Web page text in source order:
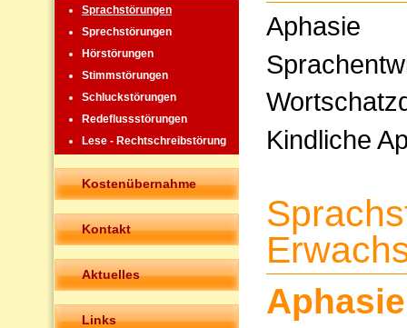
Sprachstörungen
Sprechstörungen
Hörstörungen
Stimmstörungen
Schluckstörungen
Redeflussstörungen
Lese - Rechtschreibstörung
Kostenübernahme
Kontakt
Aktuelles
Links
Aphasie
Kindliche
Aphasie